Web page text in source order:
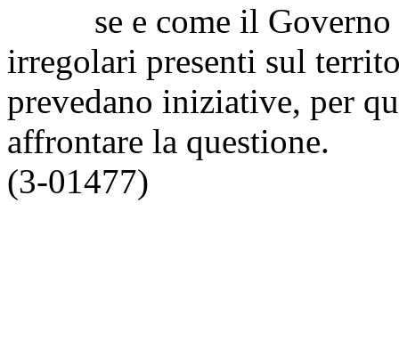
se e come il Governo
irregolari presenti sul
prevedano iniziative, per
affrontare la questione.
(3-01477)